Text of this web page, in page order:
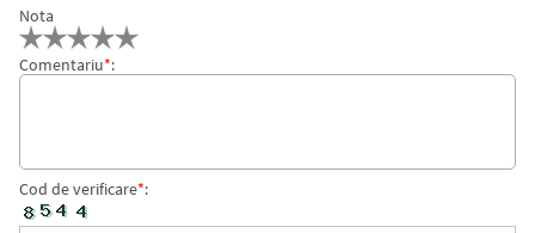
Nota
Comentariu*:
Cod de verificare*: